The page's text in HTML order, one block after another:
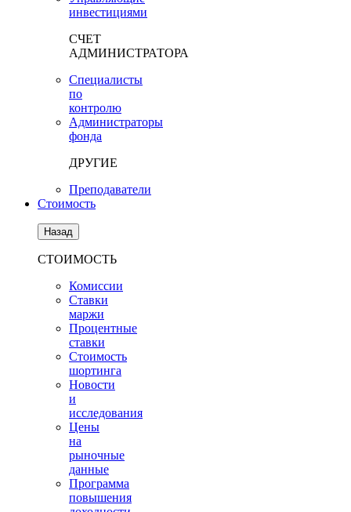
инвестициями
СЧЕТ
АДМИНИСТРАТОРА
Специалисты
по
контролю
Администраторы
фонда
ДРУГИЕ
Преподаватели
Стоимость
Назад
СТОИМОСТЬ
Комиссии
Ставки
маржи
Процентные
ставки
Стоимость
шортинга
Новости
и
исследования
Цены
на
рыночные
данные
Программа
повышения